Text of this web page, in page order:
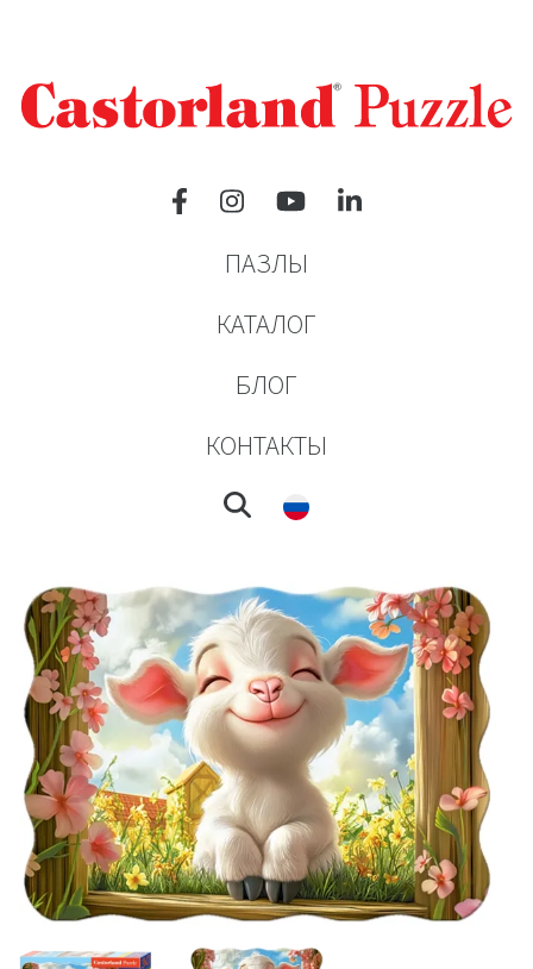
ПАЗЛЫ
КАТАЛОГ
БЛОГ
КОНТАКТЫ